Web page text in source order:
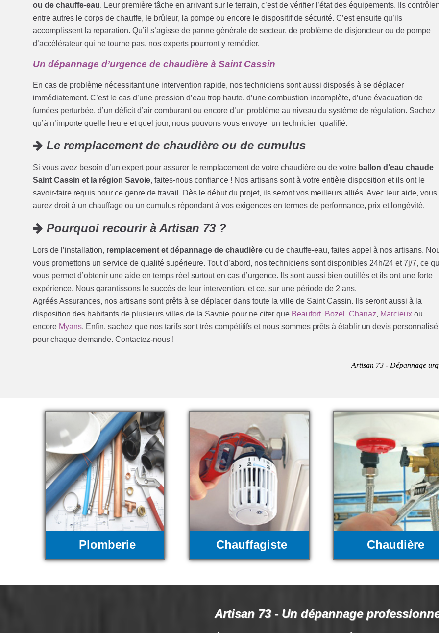
ou de chauffe-eau. Leur première tâche en arrivant sur le terrain, c’est de vérifier l’état des équipements. Ils
entre autres le corps de chauffe, le brûleur, la pompe ou encore le dispositif de sécurité. C’est ensuite qu’ils
accomplissent la réparation. Qu’il s’agisse de panne générale de secteur, de problème de disjoncteur ou de pompe
d’accélérateur qui ne tourne pas, nos experts pourront y remédier.
Un dépannage d’urgence de chaudière à Saint Cassin
En cas de problème nécessitant une intervention rapide, nos techniciens sont aussi disposés à se déplacer
immédiatement. C’est le cas d’une pression d’eau trop haute, d’une combustion incomplète, d’une évacuation de
fumées perturbée, d’un déficit d’air comburant ou encore d’un problème au niveau du système de régulation. Sachez
qu’à n’importe quelle heure et quel jour, nous pouvons vous envoyer un technicien qualifié.
Le remplacement de chaudière ou de cumulus
Si vous avez besoin d’un expert pour assurer le remplacement de votre chaudière ou de votre ballon d’eau chaude
Saint Cassin et la région Savoie, faites-nous confiance ! Nos artisans sont à votre entière disposition et ils ont le
savoir-faire requis pour ce genre de travail. Dès le début du projet, ils seront vos meilleurs alliés. Avec leur aide, vous
aurez droit à un chauffage ou un cumulus répondant à vos exigences en termes de performance, prix et longévité.
Pourquoi recourir à Artisan 73 ?
Lors de l’installation, remplacement et dépannage de chaudière ou de chauffe-eau, faites appel à nos artisans.
vous promettons un service de qualité supérieure. Tout d’abord, nos techniciens sont disponibles 24h/24 et 7j/7, ce
vous permet d’obtenir une aide en temps réel surtout en cas d’urgence. Ils sont aussi bien outillés et ils ont une forte
expérience. Nous garantissons le succès de leur intervention, et ce, sur une période de 2 ans.
Agréés Assurances, nos artisans sont prêts à se déplacer dans toute la ville de Saint Cassin. Ils seront aussi à la
disposition des habitants de plusieurs villes de la Savoie pour ne citer que Beaufort, Bozel ,Chanaz, Marcieux ou
encore Myans. Enfin, sachez que nos tarifs sont très compétitifs et nous sommes prêts à établir un devis personnalisé
pour chaque demande. Contactez-nous !
Artisan 73 - Dépannage
Plomberie Chauffagiste Chaudière
Artisan 73 - Un dépannage